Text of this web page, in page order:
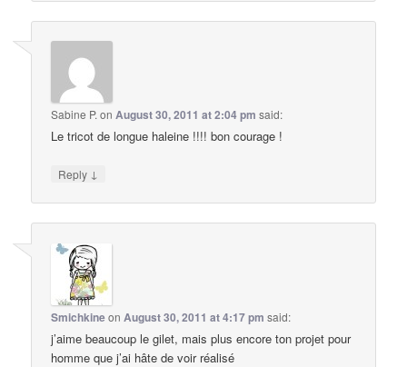
Sabine P. on August 30, 2011 at 2:04 pm said:
Le tricot de longue haleine !!!! bon courage !
Reply ↓
Smichkineon August 30, 2011 at 4:17 pm said:
j’aime beaucoup le gilet, mais plus encore ton projet pour
homme que j’ai hâte de voir réalisé